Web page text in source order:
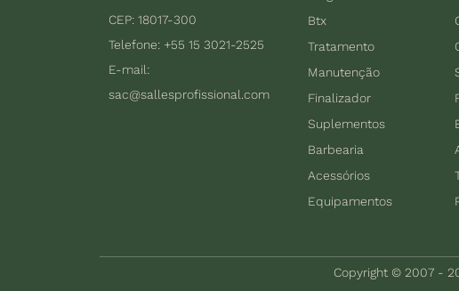
CEP: 18017-300
Telefone: +55 15 3021-2525
E-mail:
sac@sallesprofissional.com
Btx
Tratamento
Manutenção
Finalizador
Suplementos
Barbearia
Acessórios
Equipamentos
Copyright © 2007 -